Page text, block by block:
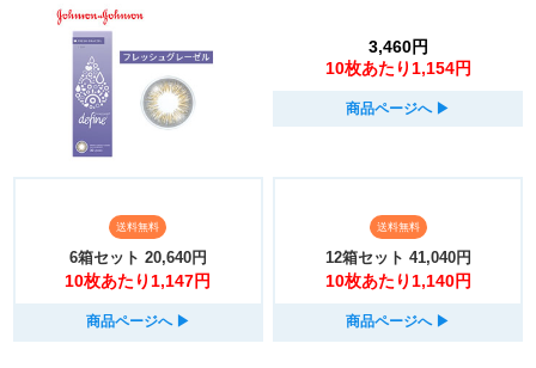
3,460円
10枚あたり1,154円
商品ページへ ▶︎
送料無料
6箱セット 20,640円
10枚あたり1,147円
商品ページへ ▶︎
送料無料
12箱セット 41,040円
10枚あたり1,140円
商品ページへ ▶︎